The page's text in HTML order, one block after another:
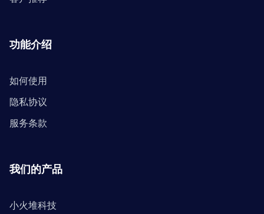
功能介绍
如何使用
隐私协议
服务条款
我们的产品
小火堆科技